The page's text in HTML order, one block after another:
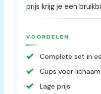
prijs krijg je een
VOORDELEN
Complete set in
Cups voor
Lage prijs